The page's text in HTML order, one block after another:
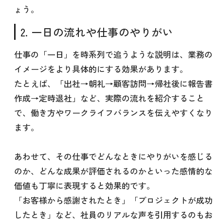
ょう。
2. 一日の流れや仕事のやりがい
仕事の「一日」を時系列で追うような説明は、業務の
イメージをより具体的にする効果があります。
たとえば、「出社→朝礼→顧客訪問→帰社後に報告書
作成→定時退社」など、実際の流れを紹介すること
で、働き方やワークライフバランスを伝えやすくなり
ます。
あわせて、その仕事でどんなときにやりがいを感じる
のか、どんな成果が評価されるのかといった感情的な
価値も丁寧に表現すると効果的です。
「お客様から感謝されたとき」「プロジェクトが成功
したとき」など、社員のリアルな声を引用するのもお